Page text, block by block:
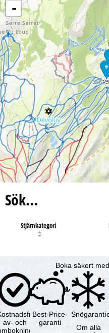
-
Sök…
Stjärnkategori
Boka säkert
av- och
Best-Price-
garanti
Snögaranti
Om alla